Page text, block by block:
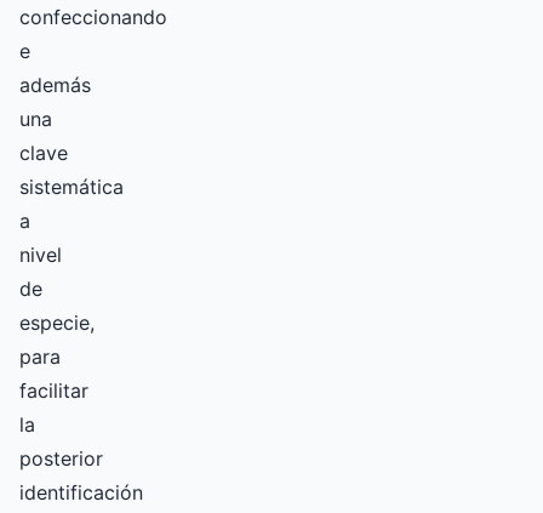
confeccionando
e
además
una
clave
sistemática
a
nivel
de
especie,
para
facilitar
la
posterior
identificación